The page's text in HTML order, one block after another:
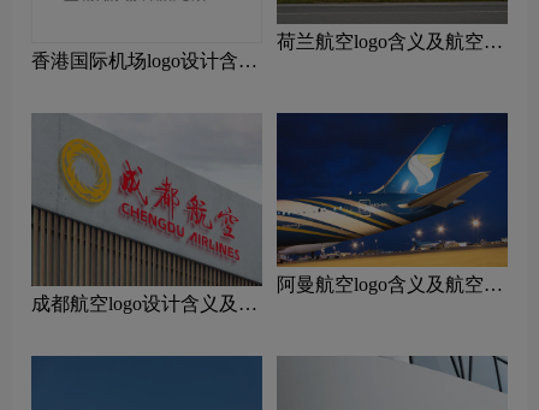
香港国际机场logo设计含义
荷兰航空logo含义及航空品
成都航空logo设计含义及设
阿曼航空logo含义及航空品